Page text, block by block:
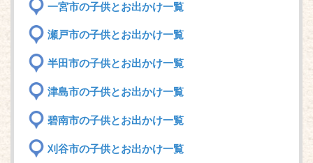
一宮市の子供とお出かけ一覧
瀬戸市の子供とお出かけ一覧
半田市の子供とお出かけ一覧
津島市の子供とお出かけ一覧
碧南市の子供とお出かけ一覧
刈谷市の子供とお出かけ一覧